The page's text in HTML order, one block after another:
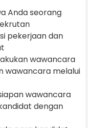
Anda seorang
pekerjaan dan
wawancara
wawancara melalui
wawancara
dengan